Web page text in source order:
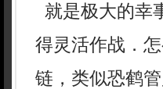
就是极大的幸
得灵活作战．
链，类似恐鹤